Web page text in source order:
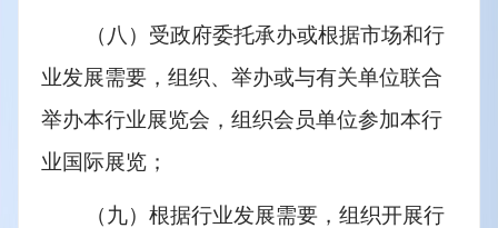
（八）受政府委托承办或根据市场和行
业发展需要，组织、举办或与有关单位联合
举办本行业展览会，组织会员单位参加本行
业国际展览；
（九）根据行业发展需要，组织开展行